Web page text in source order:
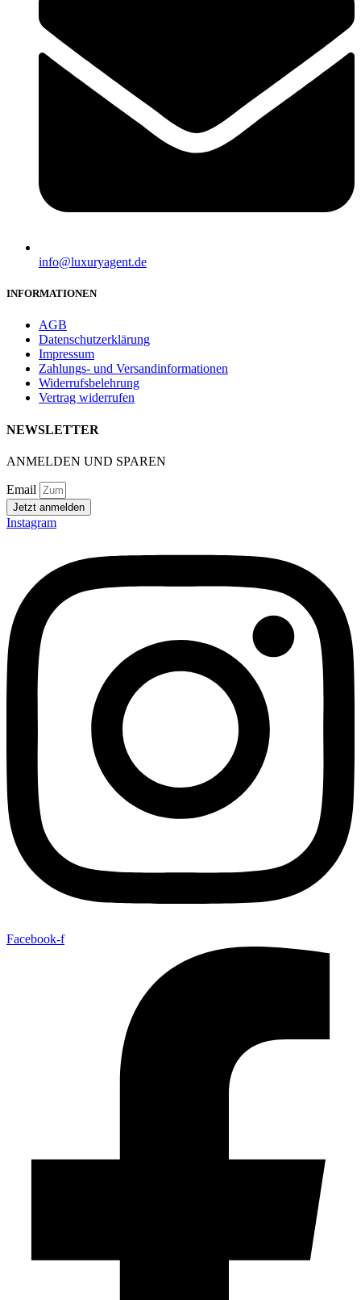
info@luxuryagent.de
INFORMATIONEN
AGB
Datenschutzerklärung
Impressum
Zahlungs- und Versandinformationen
Widerrufsbelehrung
Vertrag widerrufen
NEWSLETTER
ANMELDEN UND SPAREN
Email
Jetzt anmelden
Instagram
Facebook-f